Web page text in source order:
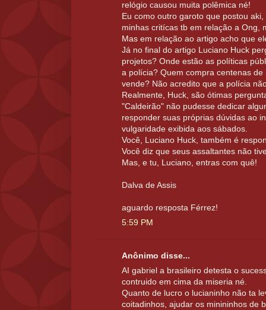
relógio causou muita polêmica né!
Eu como outro garoto que postou
minhas critícas tb em relação a Ong,
Mas em relação ao artigo acho que
Já no final do artigo Luciano Huck
projetos? Onde estão as políticas
a polícia? Quem compra centenas
vende? Não acredito que a polícia
Realmente, Huck, são ótimas
"Caldeirão" não pudesse dedicar
responder suas próprias dúvidas ao
vulgaridade exibida aos sábados.
Você, Luciano Huck, também é
Você diz que seus assaltantes não
Mas, e tu, Luciano, entras com quê!
Dalva de Assis
aguardo resposta Férrez!
5:59 PM
Anônimo disse...
AI gabriel a brasileiro detesta o
contruido em cima da miseria né.
Quanto de lucro o lucianinho não ta
coitadinhos, ajudar os minininhos de